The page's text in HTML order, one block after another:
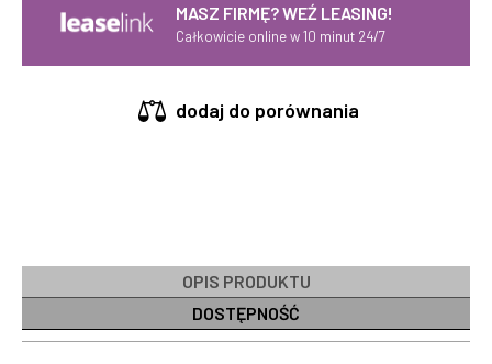
MASZ FIRMĘ? WEŹ LEASING!
Całkowicie online w 10 minut 24/7
dodaj do porównania
OPIS PRODUKTU
DOSTĘPNOŚĆ